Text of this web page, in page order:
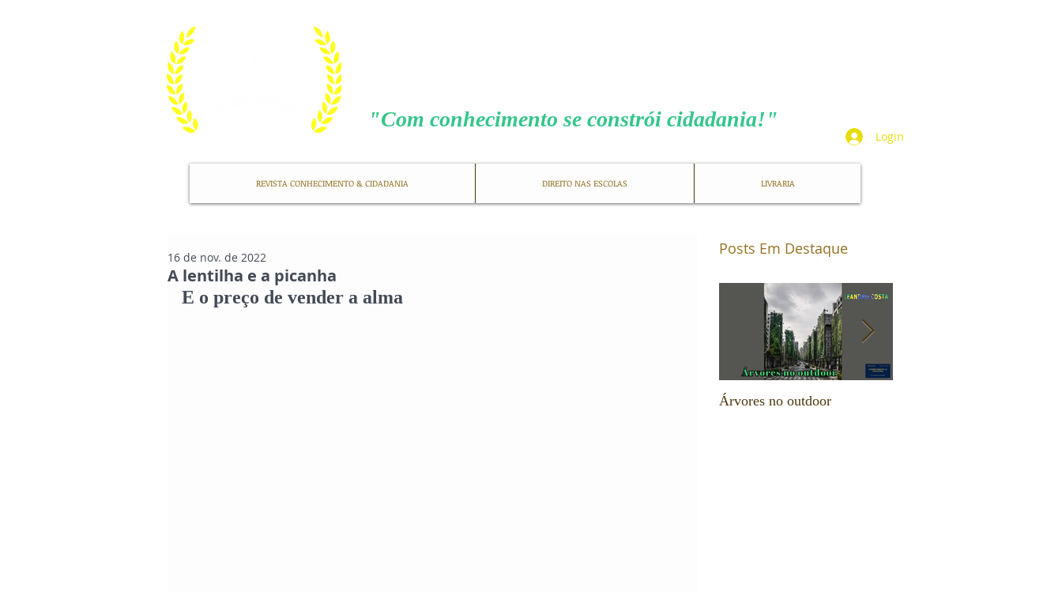
"Com conhecimento se constrói cidadania!"
Login
A lentilha e a picanha
16 de nov. de 2022
E o preço de vender a alma
Posts Em Destaque
Árvores no outdoor
REVISTA CONHECIMENTO & CIDADANIA DIREITO NAS ESCOLAS LIVRARIA